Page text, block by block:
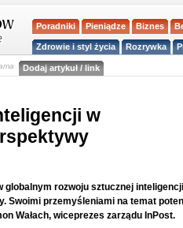
Poradniki Pieniądze Biznes
Zdrowie i styl życia Rozrywka
Dodaj artykuł / link
w
globalnym rozwoju sztucznej
Swoimi przemyśleniami na temat
Wałach, wiceprezes zarządu InPost.